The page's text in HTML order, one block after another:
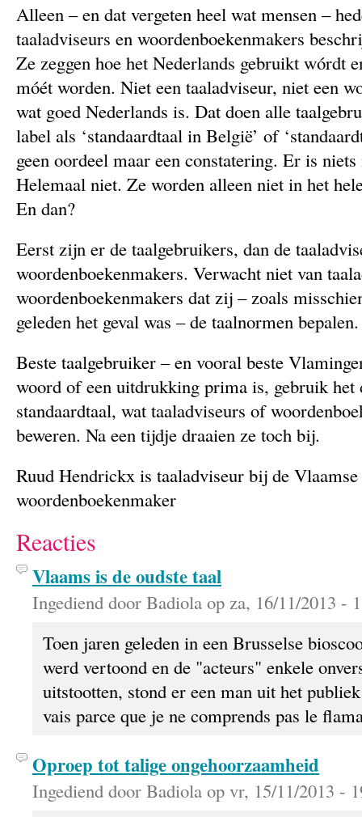
Alleen – en dat vergeten heel wat mensen –
taaladviseurs en woordenboekenmakers
Ze zeggen hoe het Nederlands gebruikt wórdt
móét worden. Niet een taaladviseur, niet een
wat goed Nederlands is. Dat doen alle
label als ‘standaardtaal in België’ of
geen oordeel maar een constatering. Er is
Helemaal niet. Ze worden alleen niet in het
En dan?
Eerst zijn er de taalgebruikers, dan de
woordenboekenmakers. Verwacht niet van
woordenboekenmakers dat zij – zoals
geleden het geval was – de taalnormen bepalen.
Beste taalgebruiker – en vooral beste
woord of een uitdrukking prima is, gebruik het
standaardtaal, wat taaladviseurs of
beweren. Na een tijdje draaien ze toch bij.
Ruud Hendrickx is taaladviseur bij de
woordenboekenmaker
Reacties
Vlaams is de oudste taal
Ingediend door Badiola op za, 16/11/2013 -
Toen jaren geleden in een Brusselse
werd vertoond en de "acteurs" enkele
uitstootten, stond er een man uit het
vais parce que je ne comprends pas le
Oproep tot talige ongehoorzaamheid
Ingediend door Badiola op vr, 15/11/2013 -